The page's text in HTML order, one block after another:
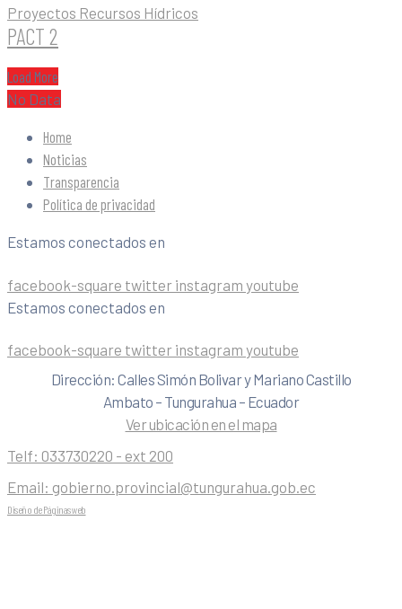
Proyectos Recursos Hídricos
PACT 2
Load More
No Data
Home
Noticias
Transparencia
Política de privacidad
Estamos conectados en
facebook-square twitter instagram youtube
Estamos conectados en
facebook-square twitter instagram youtube
Dirección: Calles Simón Bolivar y Mariano Castillo
Ambato – Tungurahua – Ecuador
Ver ubicación en el mapa
Telf: 033730220 - ext 200
Email: gobierno.provincial@tungurahua.gob.ec
Diseño de Páginas web